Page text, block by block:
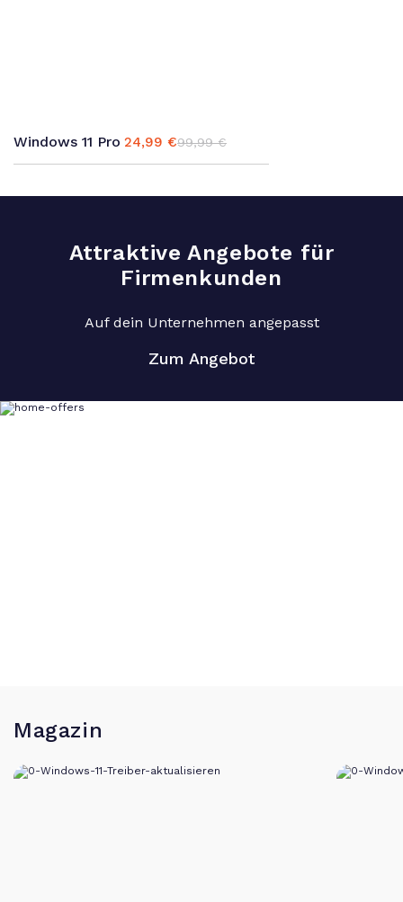
Windows 11 Pro 99,99€
Ursprünglicher
Preis
99,99 €
24,99 €
Aktueller
Preis
24,99 €.
Attraktive Angebote für
Firmenkunden
Auf dein Unternehmen angepasst
Zum Angebot
Magazin